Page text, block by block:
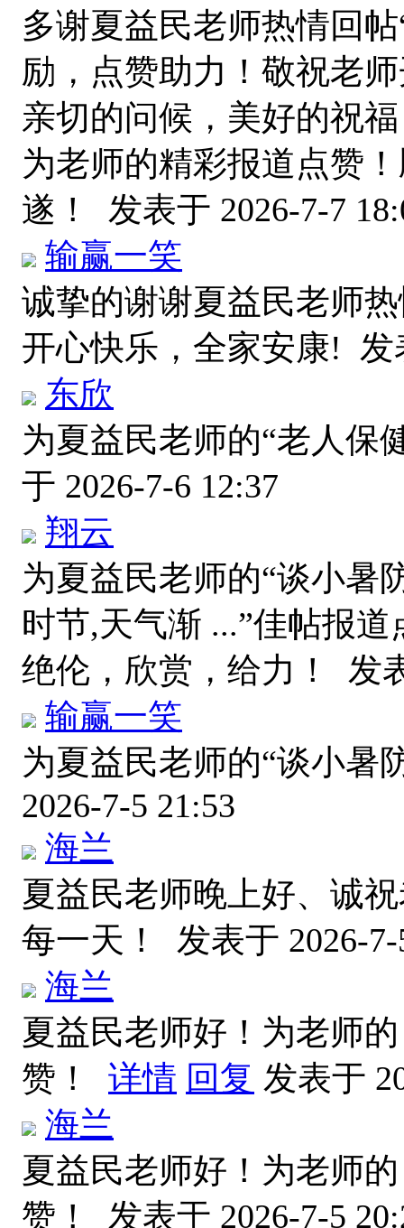
多谢夏益民老师热情回
励，点赞助力！敬祝老
亲切的问候，美好的祝
为老师的精彩报道点赞
遂！ 发表于 2026-7-7
输赢一笑
诚挚的谢谢夏益民老师
开心快乐，全家安康! 发
东欣
为夏益民老师的“老人保
于 2026-7-6 12:37
翔云
为夏益民老师的“谈小暑
时节,天气渐 ...”佳帖报
绝伦，欣赏，给力！ 发
输赢一笑
为夏益民老师的“谈小
2026-7-5 21:53
海兰
夏益民老师晚上好、诚
每一天！ 发表于 2026-
海兰
夏益民老师好！为老师
赞！ 详情 回复 发表于
海兰
夏益民老师好！为老师
赞！ 发表于 2026-7-5